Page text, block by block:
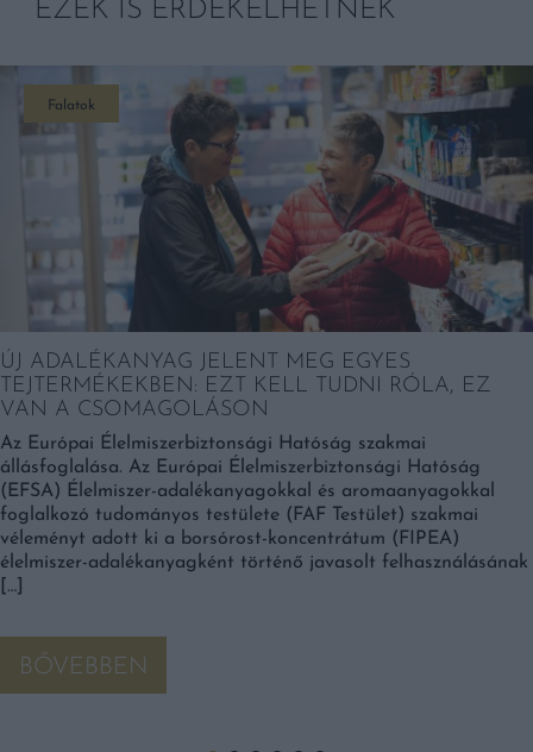
EZEK IS ÉRDEKELHETNEK
Falatok
ÚJ ADALÉKANYAG JELENT MEG EGYES
TEJTERMÉKEKBEN: EZT KELL TUDNI RÓLA, EZ
VAN A CSOMAGOLÁSON
Az Európai Élelmiszerbiztonsági Hatóság szakmai
állásfoglalása. Az Európai Élelmiszerbiztonsági Hatóság
(EFSA) Élelmiszer-adalékanyagokkal és aromaanyagokkal
foglalkozó tudományos testülete (FAF Testület) szakmai
véleményt adott ki a borsórost-koncentrátum (FIPEA)
élelmiszer-adalékanyagként történő javasolt felhasználásának
[…]
BŐVEBBEN